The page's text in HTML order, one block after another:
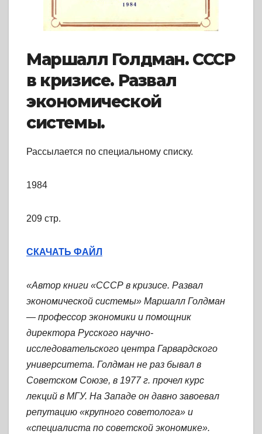
Маршалл Голдман. СССР
в кризисе. Развал
экономической
системы.
Рассылается по специальному списку.
1984
209 стр.
СКАЧАТЬ ФАЙЛ
«Автор книги «СССР в кризисе. Развал
экономической системы» Маршалл Голдман
— профессор экономики и помощник
директора Русского научно-
исследовательского центра Гарвардского
университета. Голдман не раз бывал в
Советском Союзе, в 1977 г. прочел курс
лекций в МГУ. На Западе он давно завоевал
репутацию «крупного советолога» и
«специалиста по советской экономике».